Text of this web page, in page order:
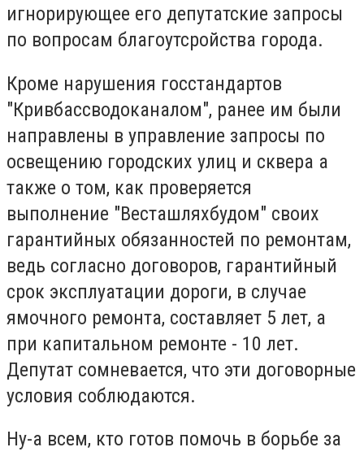
игнорирующее его депутатские запросы
по вопросам благоутсройства города.
Кроме нарушения госстандартов
"Кривбассводоканалом", ранее им были
направлены в управление запросы по
освещению городских улиц и сквера а
также о том, как проверяется
выполнение "Весташляхбудом" своих
гарантийных обязанностей по ремонтам,
ведь согласно договоров, гарантийный
срок эксплуатации дороги, в случае
ямочного ремонта, составляет 5 лет, а
при капитальном ремонте - 10 лет.
Депутат сомневается, что эти договорные
условия соблюдаются.
Ну-а всем, кто готов помочь в борьбе за